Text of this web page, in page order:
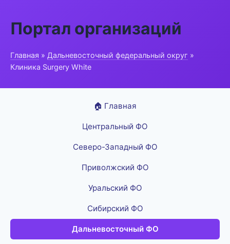
Портал организаций
Главная » Дальневосточный федеральный округ »
Клиника Surgery White
🏠 Главная
Центральный ФО
Северо-Западный ФО
Приволжский ФО
Уральский ФО
Сибирский ФО
Дальневосточный ФО